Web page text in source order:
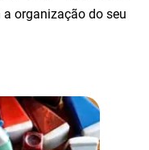
organização do seu